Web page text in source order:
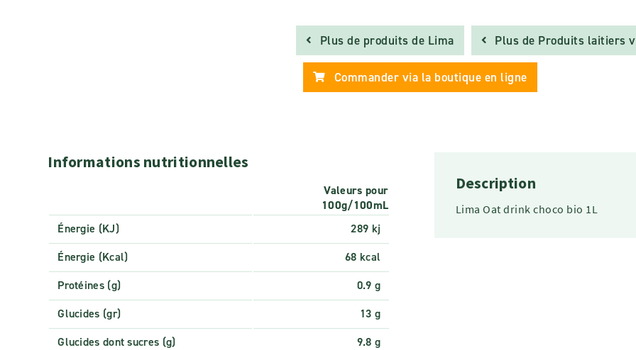
Plus de produits de Lima Plus de Produits laitiers
Commander via la boutique en ligne
Informations nutritionnelles
Valeurs pour
100g/100mL
Énergie (KJ)
289 kj
Énergie (Kcal)
68 kcal
Protéines (g)
0.9 g
Glucides (gr)
13 g
Glucides dont sucres (g)
9.8 g
Description
Lima Oat drink choco bio 1L